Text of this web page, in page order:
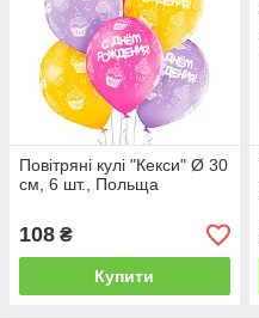
Повітряні кулі "Кекси" Ø 30
см, 6 шт., Польща
108 ₴
Купити